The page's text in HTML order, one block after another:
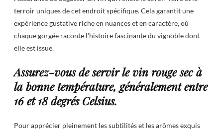
terroir uniques de cet endroit spécifique. Cela garantit une
expérience gustative riche en nuances et en caractère, où
chaque gorgée raconte l’histoire fascinante du vignoble dont
elle est issue.
Assurez-vous de servir le vin rouge sec à
la bonne température, généralement entre
16 et 18 degrés Celsius.
Pour apprécier pleinement les subtilités et les arômes exquis